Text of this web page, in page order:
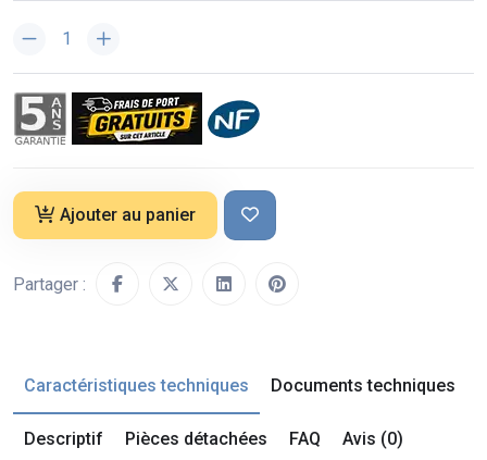
Ajouter au panier
Partager :
Caractéristiques techniques Documents techniques
Descriptif Pièces détachées FAQ Avis (0)